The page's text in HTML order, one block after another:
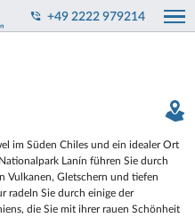
+49 2222 979214
im Süden Chiles und ein idealer Ort
Lanín führen Sie durch
Vulkanen, Gletschern und tiefen
radeln Sie durch einige der
die Sie mit ihrer rauen Schönheit